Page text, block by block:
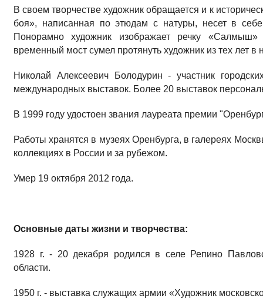
В своем творчестве художник обращается и к
боя», напи­санная по этюдам с натуры, несет в
Понорамно художник изображает речку
временный мост сумел протянуть художник из тех лет
Николай Алексеевич Болодурин - участник
международных выставок. Более 20 выставок
В 1999 году удостоен звания лауреата премии
Работы хранятся в музеях Оренбурга, в галереях
коллекциях в России и за рубежом.
Умер 19 октября 2012 года.
Основные даты жизни и творчества:
1928 г. - 20 декабря родился в селе Репино
области.
1950 г. - выставка служащих армии «Художник